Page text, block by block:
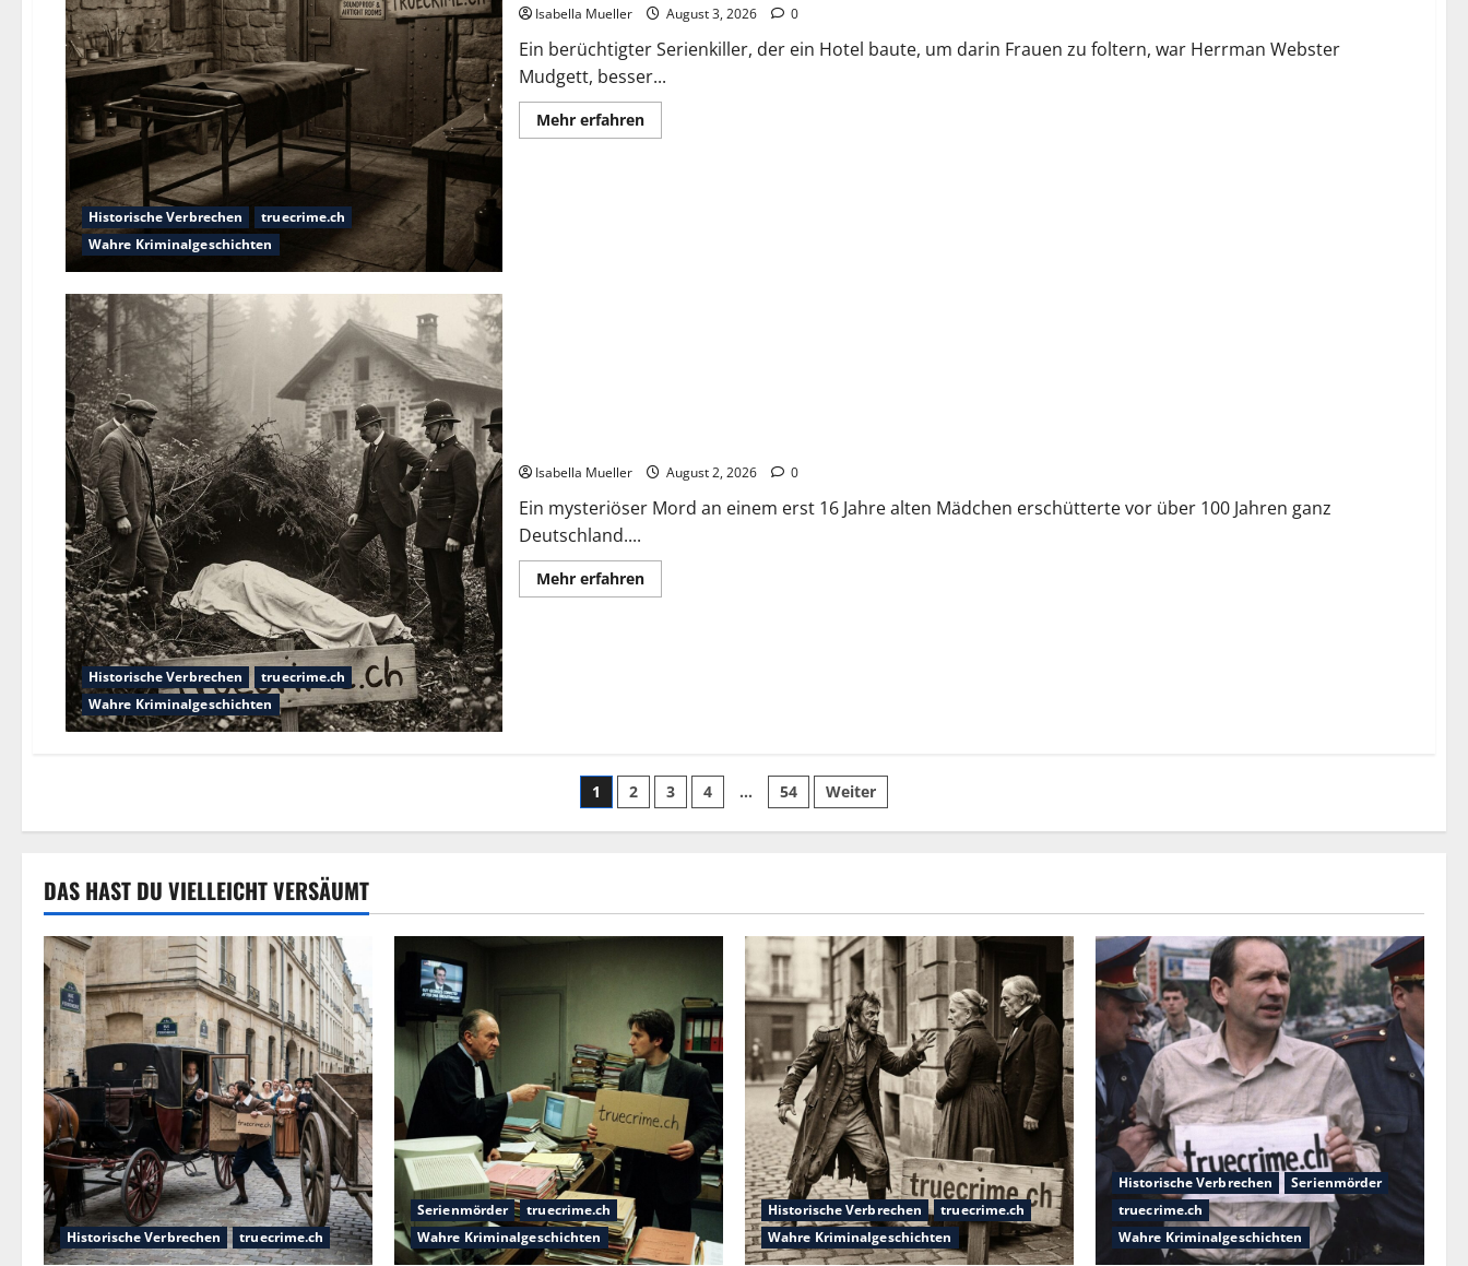
Historische Verbrechen
truecrime.ch
Wahre Kriminalgeschichten
Isabella Mueller August 3, 2026 0
Ein berüchtigter Serienkiller, der ein Hotel baute, um darin Frauen zu foltern, war Herrman Webster
Mudgett, besser...
Mehr erfahren
Historische Verbrechen
truecrime.ch
Wahre Kriminalgeschichten
Isabella Mueller August 2, 2026 0
Ein mysteriöser Mord an einem erst 16 Jahre alten Mädchen erschütterte vor über 100 Jahren ganz
Deutschland....
Mehr erfahren
1 2 3 4 … 54 Weiter
DAS HAST DU VIELLEICHT VERSÄUMT
Historische Verbrechen truecrime.ch
Serienmörder
truecrime.ch
Wahre Kriminalgeschichten
Historische Verbrechen
truecrime.ch
Wahre Kriminalgeschichten
Historische Verbrechen
Serienmörder
truecrime.ch
Wahre Kriminalgeschichten